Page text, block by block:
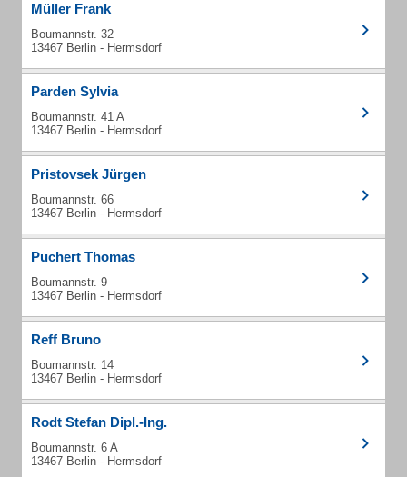
Müller Frank
Boumannstr. 32
13467 Berlin - Hermsdorf
Parden Sylvia
Boumannstr. 41 A
13467 Berlin - Hermsdorf
Pristovsek Jürgen
Boumannstr. 66
13467 Berlin - Hermsdorf
Puchert Thomas
Boumannstr. 9
13467 Berlin - Hermsdorf
Reff Bruno
Boumannstr. 14
13467 Berlin - Hermsdorf
Rodt Stefan Dipl.-Ing.
Boumannstr. 6 A
13467 Berlin - Hermsdorf